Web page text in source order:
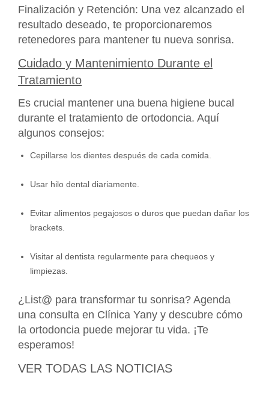
Finalización y Retención: Una vez alcanzado el
resultado deseado, te proporcionaremos
retenedores para mantener tu nueva sonrisa.
Cuidado y Mantenimiento Durante el
Tratamiento
Es crucial mantener una buena higiene bucal
durante el tratamiento de ortodoncia. Aquí
algunos consejos:
Cepillarse los dientes después de cada comida.
Usar hilo dental diariamente.
Evitar alimentos pegajosos o duros que puedan dañar los
brackets.
Visitar al dentista regularmente para chequeos y
limpiezas.
¿List@ para transformar tu sonrisa? Agenda
una consulta en Clínica Yany y descubre cómo
la ortodoncia puede mejorar tu vida. ¡Te
esperamos!
VER TODAS LAS NOTICIAS